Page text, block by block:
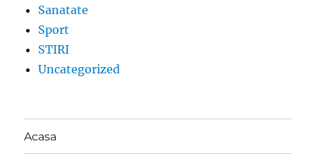
Sanatate
Sport
STIRI
Uncategorized
Acasa